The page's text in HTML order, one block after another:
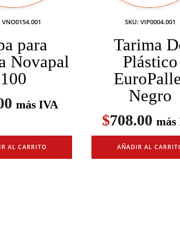
VNO0154.001
para
Novapal
100
más IVA
AL CARRITO
SKU: VIP0004.001
Tarima
Plástico
Negro
$708.00 más
AÑADIR AL